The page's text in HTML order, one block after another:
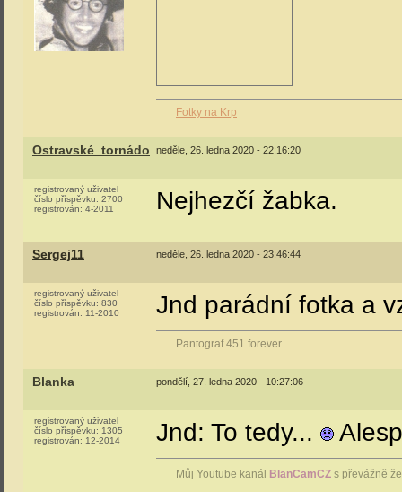
Fotky na Krp
Ostravské_tornádo neděle, 26. ledna 2020 - 22:16:20
registrovaný uživatel
číslo příspěvku: 2700
registrován: 4-2011 Nejhezčí žabka.
Sergej11 neděle, 26. ledna 2020 - 23:46:44
registrovaný uživatel
číslo příspěvku: 830
registrován: 11-2010 Jnd parádní fotka a
Pantograf 451 forever
Blanka pondělí, 27. ledna 2020 - 10:27:06
registrovaný uživatel
číslo příspěvku: 1305
registrován: 12-2014 Jnd: To tedy...
Můj Youtube kanál BlanCamCZ s převážně